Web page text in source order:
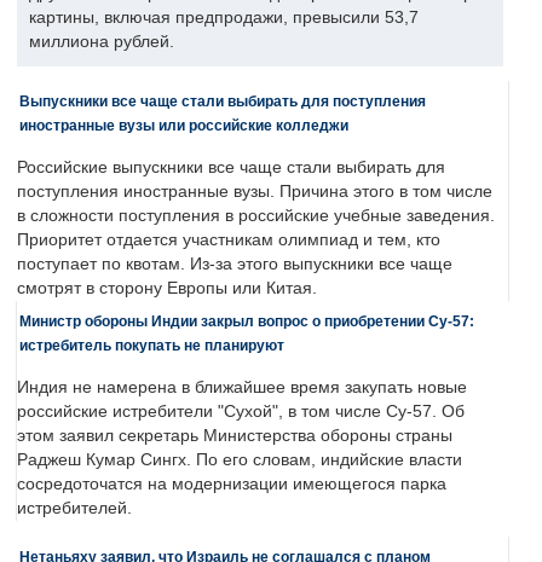
картины, включая предпродажи, превысили 53,7
миллиона рублей.
Выпускники все чаще стали выбирать для поступления
иностранные вузы или российские колледжи
Российские выпускники все чаще стали выбирать для
поступления иностранные вузы. Причина этого в том числе
в сложности поступления в российские учебные заведения.
Приоритет отдается участникам олимпиад и тем, кто
поступает по квотам. Из-за этого выпускники все чаще
смотрят в сторону Европы или Китая.
Министр обороны Индии закрыл вопрос о приобретении Су-57:
истребитель покупать не планируют
Индия не намерена в ближайшее время закупать новые
российские истребители "Сухой", в том числе Су-57. Об
этом заявил секретарь Министерства обороны страны
Раджеш Кумар Сингх. По его словам, индийские власти
сосредоточатся на модернизации имеющегося парка
истребителей.
Нетаньяху заявил, что Израиль не соглашался с планом